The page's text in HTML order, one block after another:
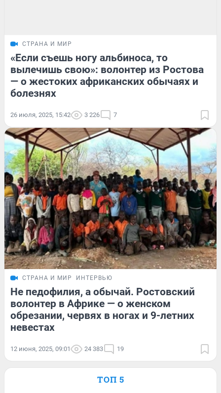
СТРАНА И МИР
«Если съешь ногу альбиноса, то
вылечишь свою»: волонтер из Ростова
— о жестоких африканских обычаях и
болезнях
26 июля, 2025, 15:42 3 226 7
СТРАНА И МИР ИНТЕРВЬЮ
Не педофилия, а обычай. Ростовский
волонтер в Африке — о женском
обрезании, червях в ногах и 9-летних
невестах
12 июня, 2025, 09:01 24 383 19
ТОП 5